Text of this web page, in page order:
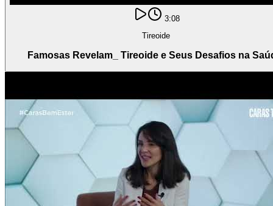
3:08
Tireoide
Famosas Revelam_ Tireoide e Seus Desafios na